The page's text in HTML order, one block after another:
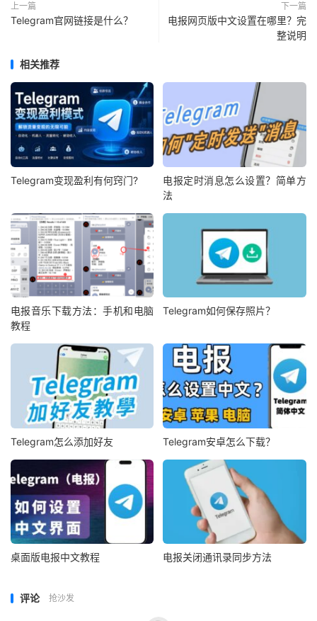
上一篇
Telegram官网链接是什么？
下一篇
电报网页版中文设置在哪里？完
整说明
相关推荐
Telegram变现盈利有何窍门?
电报定时消息怎么设置？简单方
法
电报音乐下载方法：手机和电脑
教程
Telegram如何保存照片？
Telegram怎么添加好友 Telegram安卓怎么下载？
桌面版电报中文教程 电报关闭通讯录同步方法
评论 抢沙发